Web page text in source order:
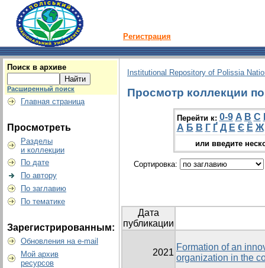
Регистрация
Поиск в архиве
Расширенный поиск
Главная страница
Просмотреть
Разделы
и коллекции
По дате
По автору
По заглавию
По тематике
Зарегистрированным:
Обновления на e-mail
Мой архив
ресурсов
Institutional Repository of Polissia
Просмотр коллекции
Перейти к: 0-9 A B C
А Б В Г Ґ Д Е Є Ё Ж
или введите
Сортировка:
Дата
публикации
2021
Formation of an
organization in the